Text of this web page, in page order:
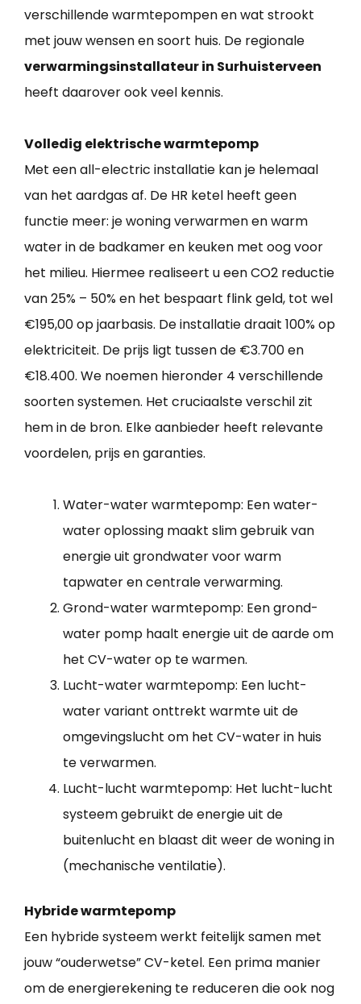
verschillende warmtepompen en wat strookt
met jouw wensen en soort huis. De regionale
verwarmingsinstallateur in Surhuisterveen
heeft daarover ook veel kennis.
Volledig elektrische warmtepomp
Met een all-electric installatie kan je helemaal
van het aardgas af. De HR ketel heeft geen
functie meer: je woning verwarmen en warm
water in de badkamer en keuken met oog voor
het milieu. Hiermee realiseert u een CO2 reductie
van 25% – 50% en het bespaart flink geld, tot wel
€195,00 op jaarbasis. De installatie draait 100% op
elektriciteit. De prijs ligt tussen de €3.700 en
€18.400. We noemen hieronder 4 verschillende
soorten systemen. Het cruciaalste verschil zit
hem in de bron. Elke aanbieder heeft relevante
voordelen, prijs en garanties.
Water-water warmtepomp: Een water-
water oplossing maakt slim gebruik van
energie uit grondwater voor warm
tapwater en centrale verwarming.
Grond-water warmtepomp: Een grond-
water pomp haalt energie uit de aarde om
het CV-water op te warmen.
Lucht-water warmtepomp: Een lucht-
water variant onttrekt warmte uit de
omgevingslucht om het CV-water in huis
te verwarmen.
Lucht-lucht warmtepomp: Het lucht-lucht
systeem gebruikt de energie uit de
buitenlucht en blaast dit weer de woning in
(mechanische ventilatie).
Hybride warmtepomp
Een hybride systeem werkt feitelijk samen met
jouw “ouderwetse” CV-ketel. Een prima manier
om de energierekening te reduceren die ook nog